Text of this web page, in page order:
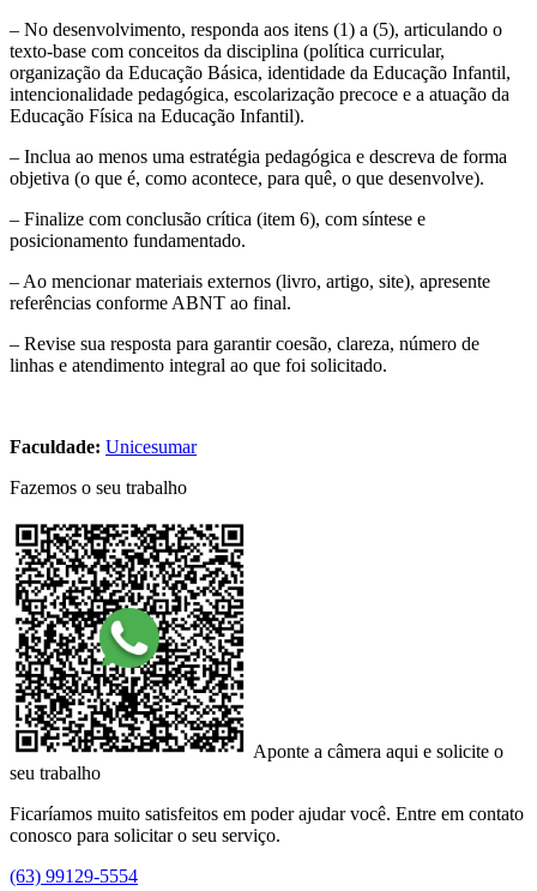
– No desenvolvimento, responda aos itens (1) a (5), articulando o
texto-base com conceitos da disciplina (política curricular,
organização da Educação Básica, identidade da Educação Infantil,
intencionalidade pedagógica, escolarização precoce e a atuação da
Educação Física na Educação Infantil).
– Inclua ao menos uma estratégia pedagógica e descreva de forma
objetiva (o que é, como acontece, para quê, o que desenvolve).
– Finalize com conclusão crítica (item 6), com síntese e
posicionamento fundamentado.
– Ao mencionar materiais externos (livro, artigo, site), apresente
referências conforme ABNT ao final.
– Revise sua resposta para garantir coesão, clareza, número de
linhas e atendimento integral ao que foi solicitado.
Faculdade: Unicesumar
Fazemos o seu trabalho
Aponte a câmera aqui e solicite o
seu trabalho
Ficaríamos muito satisfeitos em poder ajudar você. Entre em contato
conosco para solicitar o seu serviço.
(63) 99129-5554